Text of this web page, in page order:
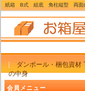
紙箱 B式 組底 角柱縦型 両面
ダンボール・梱包資材
の中身
会員メニュー